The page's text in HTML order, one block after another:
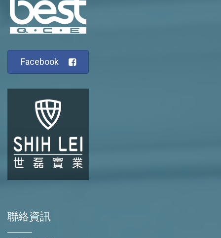
Facebook
聯絡資訊